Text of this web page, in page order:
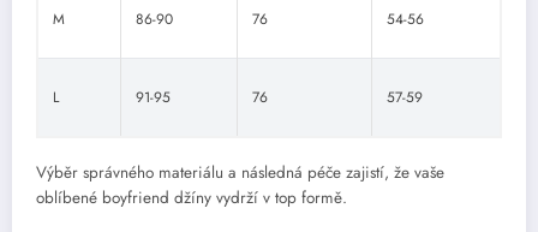
M 86-90 76 54-56
L 91-95 76 57-59
Výběr správného materiálu a následná péče zajistí, že vaše
oblíbené boyfriend džíny vydrží v top formě.